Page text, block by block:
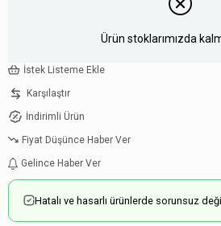
Ürün stoklarımızda
İstek Listeme Ekle
Karşılaştır
İndirimli Ürün
Fiyat Düşünce Haber Ver
Gelince Haber Ver
Hatalı ve hasarlı ürünlerde sorunsuz